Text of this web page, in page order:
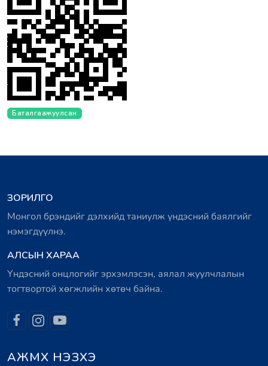
Баталгаажуулсан
ЗОРИЛГО
Монгол брэндийг дэлхийд таниулж үндэсний баялгийг
нэмэгдүүлнэ.
АЛСЫН ХАРАА
Үндэсний онцлогийг эрхэмлэсэн, аялал жуулчлалын
тогтвортой хөгжлийн хөтөч байна.
АЖМХ НЭЗХЭ